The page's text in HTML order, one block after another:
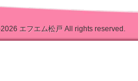
エフエム松戸 All rights reserved.